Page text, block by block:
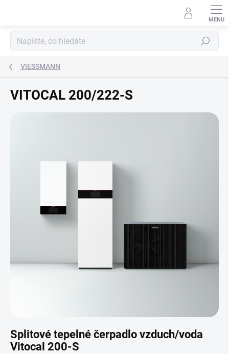
Hledat
VIESSMANN
VITOCAL 200/222-S
Splitové tepelné čerpadlo vzduch/voda
Vitocal 200-S